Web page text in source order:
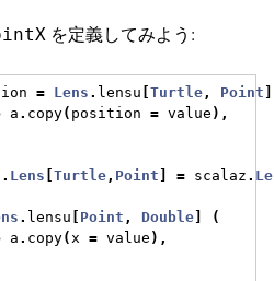
を定義してみよう:
= Lens . lensu [Turtle, Point
a . copy( position = value ),
. Lens [Turtle, Point = scalaz .
. lensu Point , Double
(
a . copy(x = value ),